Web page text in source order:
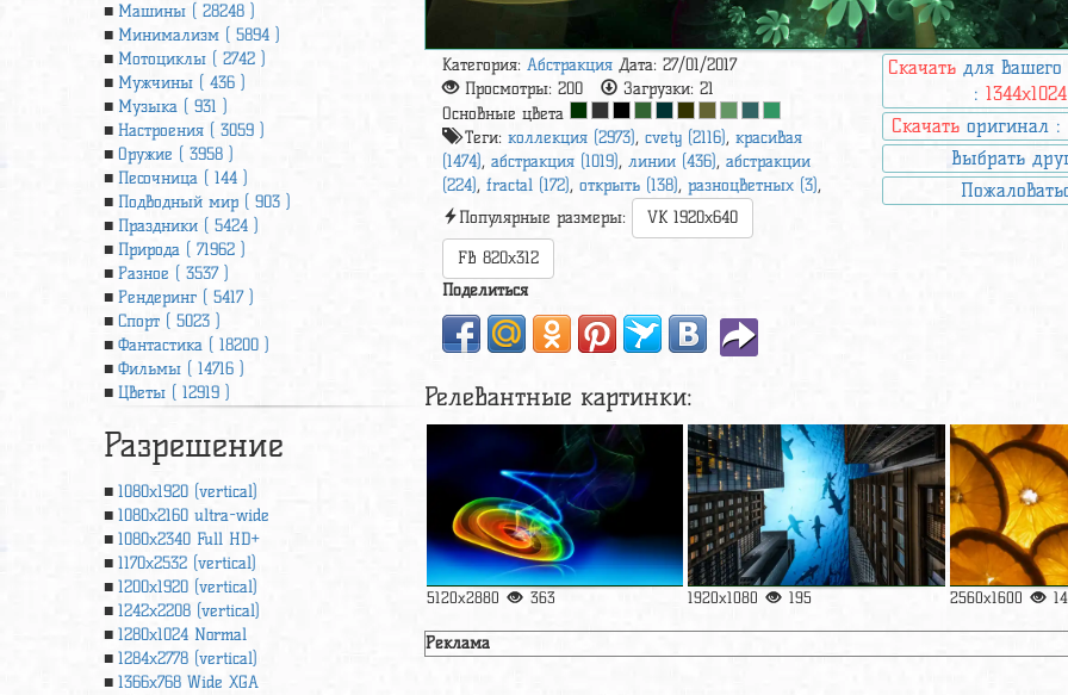
Машины ( 28248 )
Минимализм ( 5894 )
Мотоциклы ( 2742 )
Мужчины ( 436 )
Музыка ( 931 )
Настроения ( 3059 )
Оружие ( 3958 )
Песочница ( 144 )
Подводный мир ( 903 )
Праздники ( 5424 )
Природа ( 71962 )
Разное ( 3537 )
Рендеринг ( 5417 )
Спорт ( 5023 )
Фантастика ( 18200 )
Фильмы ( 14716 )
Цветы ( 12919 )
Разрешение
1080x1920 (vertical)
1080x2160 ultra-wide
1080x2340 Full HD+
1170x2532 (vertical)
1200x1920 (vertical)
1242x2208 (vertical)
1280x1024 Normal
1284x2778 (vertical)
1366х768 Wide XGA
Категория:Абстракция Дата: 27/01/2017
Просмотры:200 Загрузки:21
Основные цвета
Теги:коллекция (2973),cvety (2116),красивая
(1474),абстракция (1019),линии (436),абстракции
(224),fractal (172),открыть (138),разноцветных (3),
Популярные размеры:
VK 1920x640
FB 820x312
Скачать для
:1344x1024
Скачать оригинал :
Выбрать
Поделиться
Релевантные картинки:
5120x2880 363 1920x1080 195 2560x1600
Реклама